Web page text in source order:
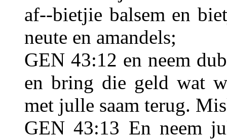
af--bietjie balsem en
neute en amandels;
GEN 43:12 en neem
en bring die geld wat
met julle saam terug.
GEN 43:13 En neem